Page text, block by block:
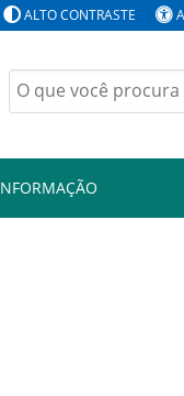
ALTO CONTRASTE
Buscar
por: